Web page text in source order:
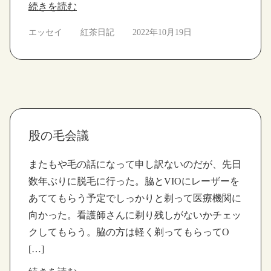
続きを読む
エッセイ 紅茶日記 2022年10月19日
股の毛会議
またもや毛の話になって申し訳ないのだが、先日
数年ぶりに脱毛に行った。脇とVIOにレーザーを
あててもらう予定でしっかりと剃って医療機関に
向かった。看護師さんに剃り残しがないかチェッ
クしてもらう。脇の方は軽く剃ってもらってO
[…]